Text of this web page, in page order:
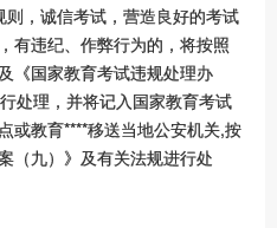
，诚信考试，营造良好的考试
有违纪、作弊行为的，将按照
《国家教育考试违规处理办
处理，并将记入国家教育考试
或教育****移送当地公安机关,按
（九）》及有关法规进行处